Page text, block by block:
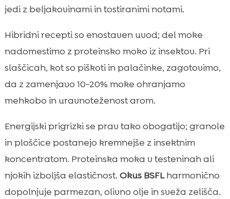
jedi z beljakovinami in tostiranimi notami.
Hibridni recepti so enostaven uvod; del moke
nadomestimo z proteinsko moko iz insektov. Pri
slaščicah, kot so piškoti in palačinke, zagotovimo,
da z zamenjavo 10-20% moke ohranjamo
mehkobo in uravnoteženost arom.
Energijski prigrizki se prav tako obogatijo; granole
in ploščice postanejo kremnejše z insektnim
koncentratom. Proteinska moka v testeninah ali
njokih izboljša elastičnost. Okus BSFLharmonično
dopolnjuje parmezan, olivno olje in sveža zelišča.